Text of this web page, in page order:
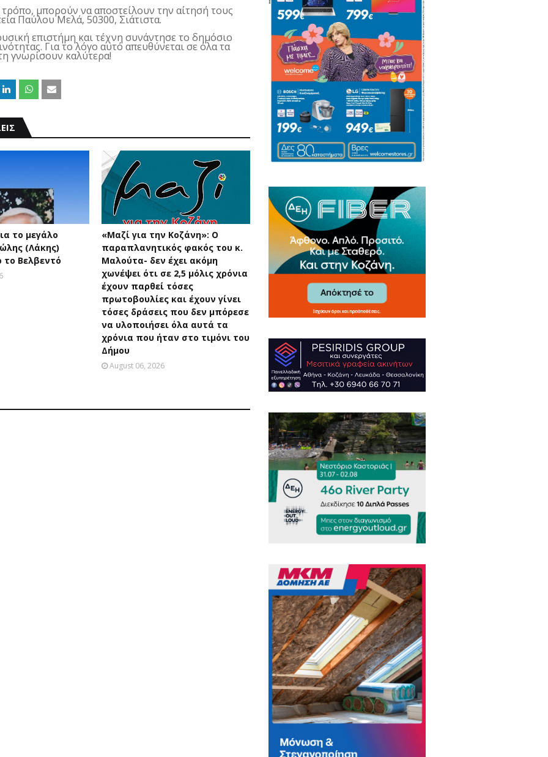
μπορούν να αποστείλουν την αίτησή τους
Παύλου Μελά, 50300, Σιάτιστα.
επιστήμη και τέχνη συνάντησε το δημόσιο
Για το λόγο αυτό απευθύνεται σε όλα τα
γνωρίσουν καλύτερα!
το μεγάλο
(Λάκης)
Βελβεντό
«Μαζί για την Κοζάνη»: Ο
παραπλανητικός φακός του κ.
Μαλούτα- δεν έχει ακόμη
χωνέψει ότι σε 2,5 μόλις χρόνια
έχουν παρθεί τόσες
πρωτοβουλίες και έχουν γίνει
τόσες δράσεις που δεν μπόρεσε
να υλοποιήσει όλα αυτά τα
χρόνια που ήταν στο τιμόνι του
Δήμου
August 06, 2026